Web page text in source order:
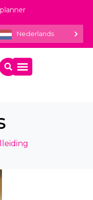
Nederlands